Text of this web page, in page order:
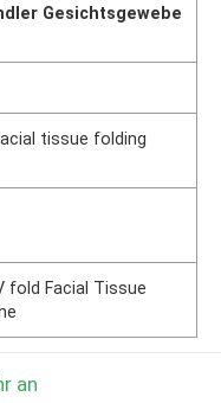
Gesichtsgewebe
tissue folding
fold Facial Tissue
an